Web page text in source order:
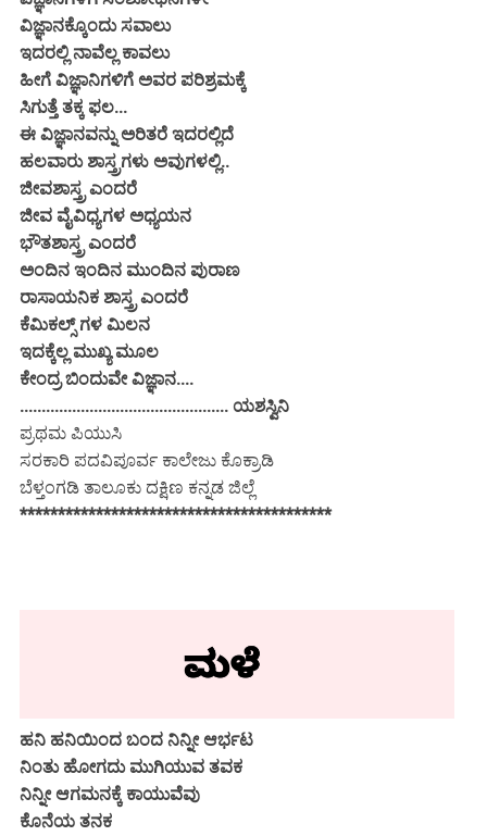
ವಿಜ್ಞಾನಕ್ಕೊಂದು ಸವಾಲು
ಇದರಲ್ಲಿ ನಾವೆಲ್ಲ ಕಾವಲು
ಹೀಗೆ ವಿಜ್ಞಾನಿಗಳಿಗೆ ಅವರ ಪರಿಶ್ರಮಕ್ಕೆ
ಸಿಗುತ್ತೆ ತಕ್ಕ ಫಲ...
ಈ ವಿಜ್ಞಾನವನ್ನು ಅರಿತರೆ ಇದರಲ್ಲಿದೆ
ಹಲವಾರು ಶಾಸ್ತ್ರಗಳು ಅವುಗಳಲ್ಲಿ..
ಜೀವಶಾಸ್ತ್ರ ಎಂದರೆ
ಜೀವ ವೈವಿಧ್ಯಗಳ ಅಧ್ಯಯನ
ಭೌತಶಾಸ್ತ್ರ ಎಂದರೆ
ಅಂದಿನ ಇಂದಿನ ಮುಂದಿನ ಪುರಾಣ
ರಾಸಾಯನಿಕ ಶಾಸ್ತ್ರ ಎಂದರೆ
ಕೆಮಿಕಲ್ಸ್ ಗಳ ಮಿಲನ
ಇದಕ್ಕೆಲ್ಲ ಮುಖ್ಯ ಮೂಲ
ಕೇಂದ್ರ ಬಿಂದುವೇ ವಿಜ್ಞಾನ....
................................................ ಯಶಸ್ವಿನಿ
ಪ್ರಥಮ ಪಿಯುಸಿ
ಸರಕಾರಿ ಪದವಿಪೂರ್ವ ಕಾಲೇಜು ಕೊಕ್ರಾಡಿ
ಬೆಳ್ತಂಗಡಿ ತಾಲೂಕು ದಕ್ಷಿಣ ಕನ್ನಡ ಜಿಲ್ಲೆ
*****************************************
ಹನಿ ಹನಿಯಿಂದ ಬಂದ ನಿನ್ನೀ ಆರ್ಭಟ
ನಿಂತು ಹೋಗದು ಮುಗಿಯುವ ತವಕ
ನಿನ್ನೀ ಆಗಮನಕ್ಕೆ ಕಾಯುವೆವು
ಕೊನೆಯ ತನಕ